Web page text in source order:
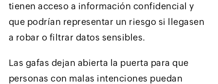
tienen acceso a información confidencial y
que podrían representar un riesgo si llegasen
a robar o filtrar datos sensibles.
Las gafas dejan abierta la puerta para que
personas con malas intenciones puedan